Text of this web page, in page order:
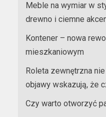
Meble na wymiar w
drewno i ciemne
Kontener – nowa
mieszkaniowym
Roleta zewnętrzna
objawy wskazują, że
Czy warto otworzyć